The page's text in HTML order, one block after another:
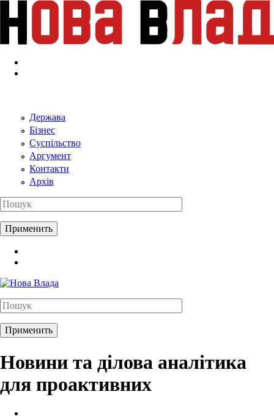
Перейти к основному содержанию
Держава
Бізнес
Суспільство
Аргумент
Контакти
Архів
Новини та ділова аналітика
для проактивних